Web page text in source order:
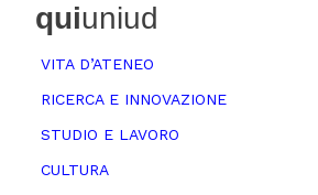
quiuniud
VITA D’ATENEO
RICERCA E INNOVAZIONE
STUDIO E LAVORO
CULTURA